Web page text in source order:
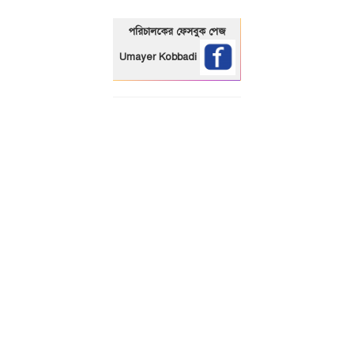
পরিচালকের ফেসবুক পেজ
Umayer Kobbadi